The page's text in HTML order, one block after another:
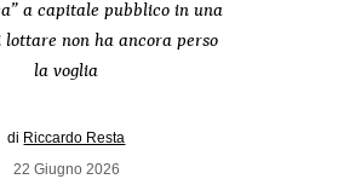
a capitale pubblico in una
non ha ancora perso
la voglia
di Riccardo Resta
22 Giugno 2026